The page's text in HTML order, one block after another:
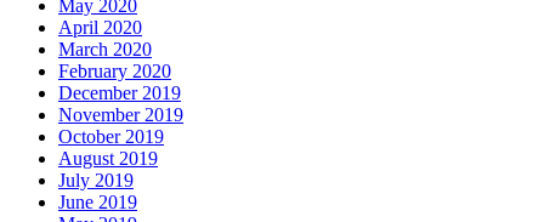
May 2020
April 2020
March 2020
February 2020
December 2019
November 2019
October 2019
August 2019
July 2019
June 2019